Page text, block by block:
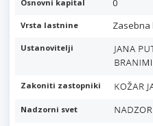
Osnovni kapital 0
Vrsta lastnine Zasebna
Ustanovitelji
Zakoniti zastopniki
Nadzorni svet